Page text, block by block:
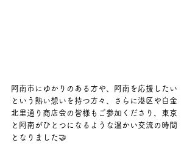
阿南市にゆかりのある方や、阿南を応援したい
という熱い想いを持つ方々、さらに港区や白金
北里通り商店会の皆様もご参加くださり、東京
と阿南がひとつになるような温かい交流の時間
となりました🤝